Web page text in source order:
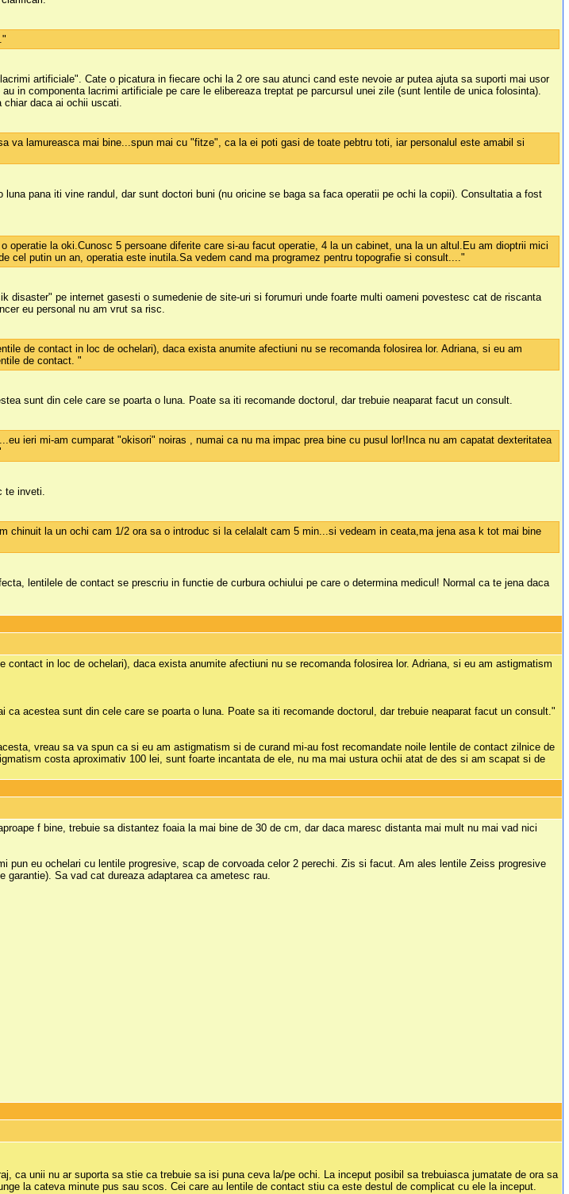
artificiale". Cate o picatura in fiecare ochi la 2 ore sau atunci cand este nevoie ar putea ajuta sa suporti mai usor
in componenta lacrimi artificiale pe care le elibereaza treptat pe parcursul unei zile (sunt lentile de unica folosinta).
chiar daca ai ochii uscati.
va lamureasca mai bine...spun mai cu "fitze", ca la ei poti gasi de toate pebtru toti, iar personalul este amabil si
pana iti vine randul, dar sunt doctori buni (nu oricine se baga sa faca operatii pe ochi la copii). Consultatia a fost
la oki.Cunosc 5 persoane diferite care si-au facut operatie, 4 la un cabinet, una la un altul.Eu am dioptrii mici
cel putin un an, operatia este inutila.Sa vedem cand ma programez pentru topografie si consult...."
disaster" pe internet gasesti o sumedenie de site-uri si forumuri unde foarte multi oameni povestesc cat de riscanta
eu personal nu am vrut sa risc.
de contact in loc de ochelari), daca exista anumite afectiuni nu se recomanda folosirea lor. Adriana, si eu am
de contact. "
sunt din cele care se poarta o luna. Poate sa iti recomande doctorul, dar trebuie neaparat facut un consult.
ieri mi-am cumparat "okisori" noiras , numai ca nu ma impac prea bine cu pusul lor!Inca nu am capatat dexteritatea
te inveti.
chinuit la un ochi cam 1/2 ora sa o introduc si la celalalt cam 5 min...si vedeam in ceata,ma jena asa k tot mai bine
lentilele de contact se prescriu in functie de curbura ochiului pe care o determina medicul! Normal ca te jena daca
in loc de ochelari), daca exista anumite afectiuni nu se recomanda folosirea lor. Adriana, si eu am astigmatism
acestea sunt din cele care se poarta o luna. Poate sa iti recomande doctorul, dar trebuie neaparat facut un consult."
vreau sa va spun ca si eu am astigmatism si de curand mi-au fost recomandate noile lentile de contact zilnice de
costa aproximativ 100 lei, sunt foarte incantata de ele, nu ma mai ustura ochii atat de des si am scapat si de
f bine, trebuie sa distantez foaia la mai bine de 30 de cm, dar daca maresc distanta mai mult nu mai vad nici
pun eu ochelari cu lentile progresive, scap de corvoada celor 2 perechi. Zis si facut. Am ales lentile Zeiss progresive
Sa vad cat dureaza adaptarea ca ametesc rau.
ca unii nu ar suporta sa stie ca trebuie sa isi puna ceva la/pe ochi. La inceput posibil sa trebuiasca jumatate de ora sa
la cateva minute pus sau scos. Cei care au lentile de contact stiu ca este destul de complicat cu ele la inceput.